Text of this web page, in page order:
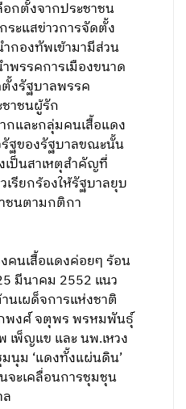
อกตั้งจากประชาชน
ะแสข่าวการจัดตั้ง
กองทัพเข้ามามีส่วน
พรรคการเมืองขนาด
งรัฐบาลพรรค
าชนผู้รัก
กและกลุ่มคนเสื้อแดง
ฐของรัฐบาลขณะนั้น
ป็นสาเหตุสำคัญที่
เรียกร้องให้รัฐบาลยุบ
ชนตามกติกา
คนเสื้อแดงค่อยๆ ร้อน
มีนาคม 2552 แนว
นเผด็จการแห่งชาติ
พงศ์ จตุพร พรหมพันธ์ุ
พ็ญแข และ นพ.เหวง
มนุม ‘แดงทั้งแผ่นดิน’
ะเคลื่อนการชุมชุน